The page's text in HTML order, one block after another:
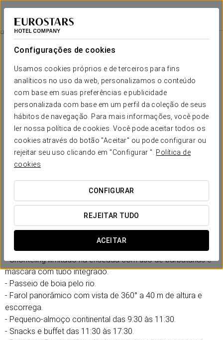
Configurações de cookies
Usamos cookies próprios e de terceiros para fins
analíticos no uso da web, personalizamos o conteúdo
com base em suas preferências e publicidade
personalizada com base em um perfil da coleção de seus
hábitos de navegação. Para mais informações, você pode
ler nossa política de cookies. Você pode aceitar todos os
cookies através do botão "Aceitar" ou pode configurar ou
rejeitar seu uso clicando em "Configurar ". Política de
cookies
CONFIGURAR
REJEITAR TUDO
ACEITAR
Eurostars Hacienda Vista Real
PLAYA DEL CARMEN
Xel-Ha Total
139 USD por pessoa
Xel-Ha Total
Descubra o paraíso natural mais completo do Caribe
mexicano com Xel-Há Total, uma experiência para viver sem
limites. Mergulhe nas suas águas cristalinas, explore trilhos
na selva e viva aventuras para todas as idades.
Inclui:
- Snorkeling ilimitado na enseada com uso de barbatanas e
máscara com tubo integrado.
- Passeio de boia pelo rio.
- Farol panorâmico com vista de 360° a 40 m de altura e
escorrega.
- Pequeno-almoço continental das 9:30 às 11:30.
- Snacks e buffet das 11:30 às 17:30.